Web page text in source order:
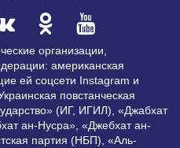
организации,
американская
ей соцсети Instagram и
повстанческая
(ИГ, ИГИЛ), «Джабхат
ан-Нусра», «Джебхат ан-
партия (НБП), «Аль-